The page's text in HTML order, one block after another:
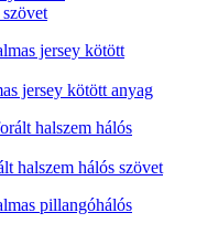
jersey kötött anyag
halszem hálós szövet